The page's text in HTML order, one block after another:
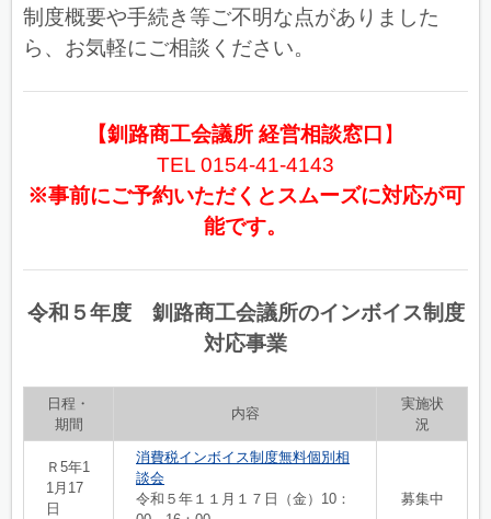
制度概要や手続き等ご不明な点がありました
ら、お気軽にご相談ください。
【釧路商工会議所 経営相談窓口 】
TEL 0154-41-4143
※事前にご予約いただくとスムーズに対応が可
能です。
令和５年度 釧路商工会議所のインボイス制度
対応事業
日程・
期間
内容
実施状
況
Ｒ5年1
1月17
日
消費税インボイス制度無料個別相
談会
令和５年１１月１７日（金）10：
募集中